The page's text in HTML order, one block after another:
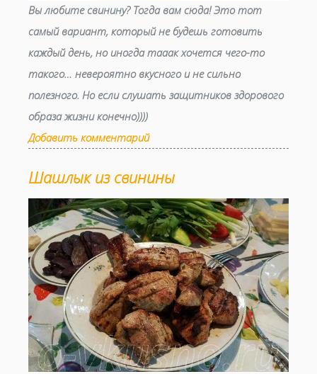
Вы любите свинину? Тогда вам сюда! Это тот
самый вариант, который не будешь готовить
каждый день, но иногда тааак хочется чего-то
такого… невероятно вкусного и не сильно
полезного. Но если слушать защитников здорового
образа жизни конечно))))
Добавить комментарий
Шашлык из свинины